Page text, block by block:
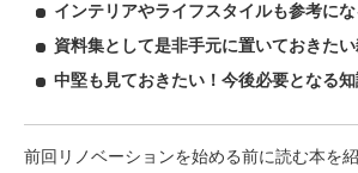
インテリアやライフスタイルも参考に
資料集として是非手元に置いておきた
中堅も見ておきたい！今後必要となる
前回リノベーションを始める前に読む本を